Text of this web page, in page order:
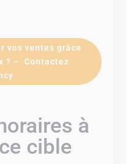
vos ventes grâce
? – Contactez
à
cible